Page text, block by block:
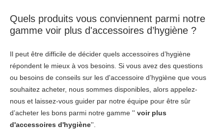
Quels produits vous conviennent parmi notre
gamme voir plus d'accessoires d’hygiène ?
Il peut être difficile de décider quels accessoires d’hygiène
répondent le mieux à vos besoins. Si vous avez des questions
ou besoins de conseils sur les d'accessoire d’hygiène que vous
souhaitez acheter, nous sommes disponibles, alors appelez-
nous et laissez-vous guider par notre équipe pour être sûr
d’acheter les bons parmi notre gamme '' voir plus
d'accessoires d'hygiène''.